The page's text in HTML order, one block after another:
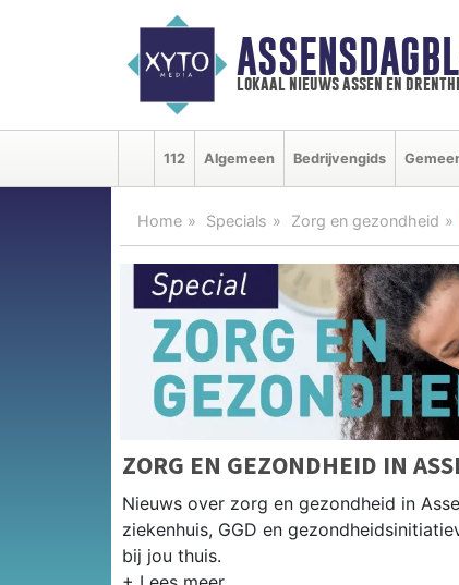
lokaal nieuws assen en
112 Algemeen Bedrijvengids
Home Specials Zorg en gezondheid
ZORG EN GEZONDHEID IN
Nieuws over zorg en gezondheid in
ziekenhuis, GGD en
bij jou thuis.